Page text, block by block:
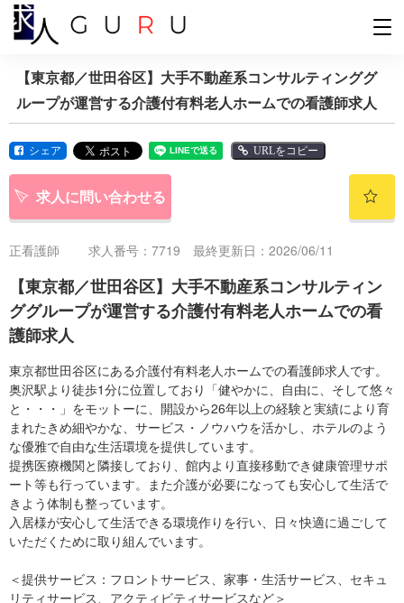
【東京都／世田谷区】大手不動産系コンサルティンググ
ループが運営する介護付有料老人ホームでの看護師求人
シェア URLをコピー
求人に問い合わせる
正看護師 求人番号：7719 最終更新日：2026/06/11
【東京都／世田谷区】大手不動産系コンサルティン
ググループが運営する介護付有料老人ホームでの看
護師求人
東京都世田谷区にある介護付有料老人ホームでの看護師求人です。
奥沢駅より徒歩1分に位置しており「健やかに、自由に、そして悠々
と・・・」をモットーに、開設から26年以上の経験と実績により育
まれたきめ細やかな、サービス・ノウハウを活かし、ホテルのよう
な優雅で自由な生活環境を提供しています。
提携医療機関と隣接しており、館内より直接移動でき健康管理サポ
ート等も行っています。また介護が必要になっても安心して生活で
きよう体制も整っています。
入居様が安心して生活できる環境作りを行い、日々快適に過ごして
いただくために取り組んでいます。
＜提供サービス：フロントサービス、家事・生活サービス、セキュ
リティサービス、アクティビティサービスなど＞